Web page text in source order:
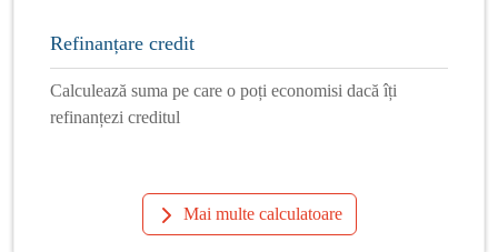
Refinanțare credit
Calculează suma pe care o poți economisi dacă îți
refinanțezi creditul
Mai multe calculatoare